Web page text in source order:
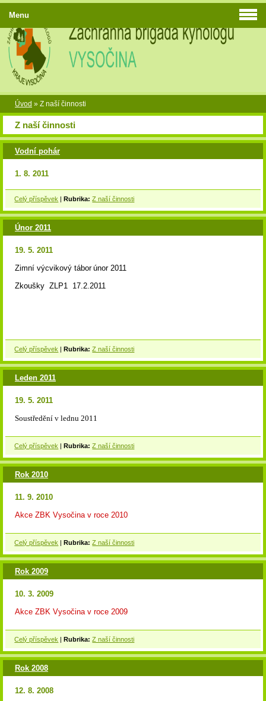
Úvod » Z naší činnosti
Z naší činnosti
Vodní pohár
1. 8. 2011
Celý příspěvek |Rubrika: Z naší činnosti
Únor 2011
19. 5. 2011
Zimní výcvikový tábor únor 2011
Zkoušky ZLP1 17.2.2011
Celý příspěvek |Rubrika: Z naší činnosti
Leden 2011
19. 5. 2011
Soustředění v lednu 2011
Celý příspěvek |Rubrika: Z naší činnosti
Rok 2010
11. 9. 2010
Akce ZBK Vysočina v roce 2010
Celý příspěvek |Rubrika: Z naší činnosti
Rok 2009
10. 3. 2009
Akce ZBK Vysočina v roce 2009
Celý příspěvek |Rubrika: Z naší činnosti
Rok 2008
12. 8. 2008
Menu